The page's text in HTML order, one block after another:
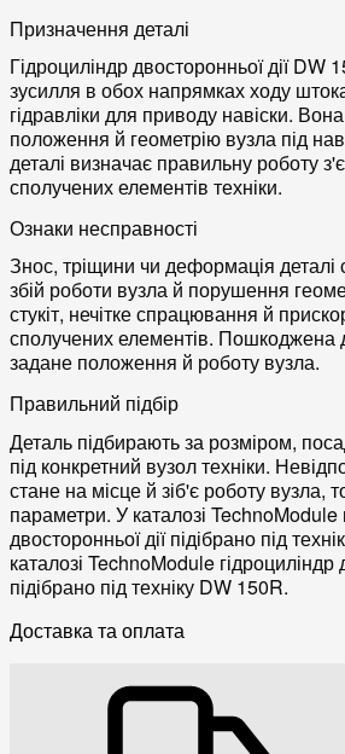
Призначення деталі
Гідроциліндр двосторонньої дії DW
зусилля в обох напрямках ходу
гідравліки для приводу навіски.
положення й геометрію вузла під
деталі визначає правильну роботу
сполучених елементів техніки.
Ознаки несправності
Знос, тріщини чи деформація
збій роботи вузла й порушення
стукіт, нечітке спрацювання й
сполучених елементів. Пошкоджена
задане положення й роботу вузла.
Правильний підбір
Деталь підбирають за розміром,
під конкретний вузол техніки.
стане на місце й зіб'є роботу вузла,
параметри. У каталозі TechnoModule
двосторонньої дії підібрано під
каталозі TechnoModule гідроциліндр
підібрано під техніку DW 150R.
Доставка та оплата